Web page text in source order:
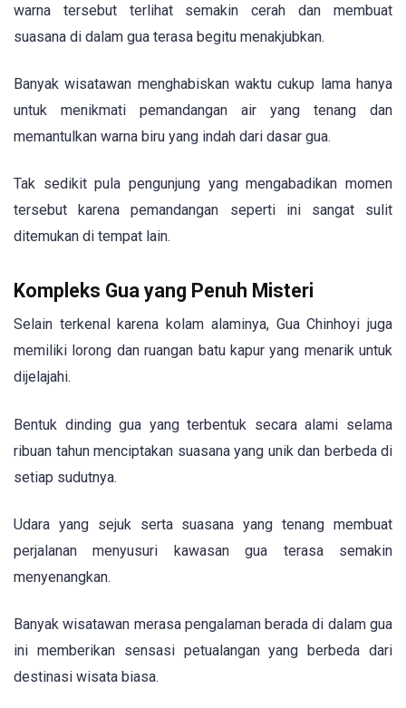
warna tersebut terlihat semakin cerah dan membuat
suasana di dalam gua terasa begitu menakjubkan.
Banyak wisatawan menghabiskan waktu cukup lama hanya
untuk menikmati pemandangan air yang tenang dan
memantulkan warna biru yang indah dari dasar gua.
Tak sedikit pula pengunjung yang mengabadikan momen
tersebut karena pemandangan seperti ini sangat sulit
ditemukan di tempat lain.
Kompleks Gua yang Penuh Misteri
Selain terkenal karena kolam alaminya, Gua Chinhoyi juga
memiliki lorong dan ruangan batu kapur yang menarik untuk
dijelajahi.
Bentuk dinding gua yang terbentuk secara alami selama
ribuan tahun menciptakan suasana yang unik dan berbeda di
setiap sudutnya.
Udara yang sejuk serta suasana yang tenang membuat
perjalanan menyusuri kawasan gua terasa semakin
menyenangkan.
Banyak wisatawan merasa pengalaman berada di dalam gua
ini memberikan sensasi petualangan yang berbeda dari
destinasi wisata biasa.